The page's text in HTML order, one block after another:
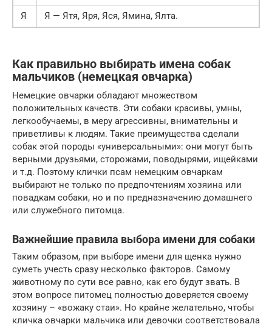
Я
Я — Ятя, Яря, Яся, Ямина, Ялта.
Как правильно выбирать имена собак
мальчиков (немецкая овчарка)
Немецкие овчарки обладают множеством
положительных качеств. Эти собаки красивы, умны,
легкообучаемы, в меру агрессивны, внимательны и
приветливы к людям. Такие преимущества сделали
собак этой породы «универсальными»: они могут быть
верными друзьями, сторожами, поводырями, ищейками
и т.д. Поэтому клички псам немецким овчаркам
выбирают не только по предпочтениям хозяина или
повадкам собаки, но и по предназначению домашнего
или служебного питомца.
Важнейшие правила выбора имени для собаки
Таким образом, при выборе имени для щенка нужно
суметь учесть сразу несколько факторов. Самому
животному по сути все равно, как его будут звать. В
этом вопросе питомец полностью доверяется своему
хозяину – «вожаку стаи». Но крайне желательно, чтобы
кличка овчарки мальчика или девочки соответствовала